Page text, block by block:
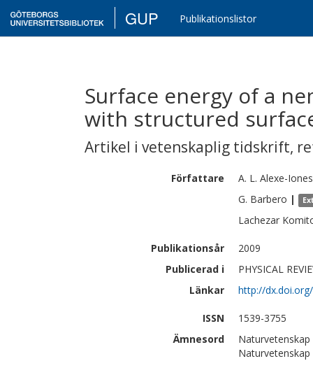
GUP Publikationslistor
Surface energy of a
with structured
Artikel i vetenskaplig tidskrift,
Författare A. L. Alexe-
G. Barbero |
Lachezar
Publikationsår
2009
Publicerad i
PHYSICAL
Länkar
http://
ISSN
1539-3755
Ämnesord